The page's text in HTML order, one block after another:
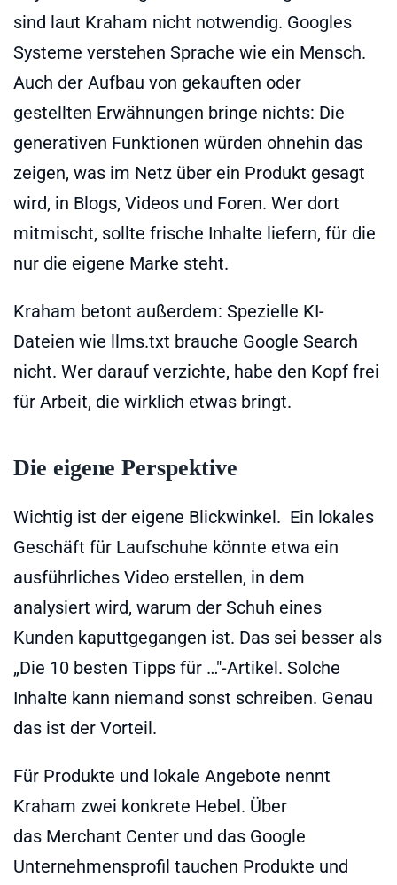
sind laut Kraham nicht notwendig. Googles
Systeme verstehen Sprache wie ein Mensch.
Auch der Aufbau von gekauften oder
gestellten Erwähnungen bringe nichts: Die
generativen Funktionen würden ohnehin das
zeigen, was im Netz über ein Produkt gesagt
wird, in Blogs, Videos und Foren. Wer dort
mitmischt, sollte frische Inhalte liefern, für die
nur die eigene Marke steht.
Kraham betont außerdem: Spezielle KI-
Dateien wie llms.txt brauche Google Search
nicht. Wer darauf verzichte, habe den Kopf frei
für Arbeit, die wirklich etwas bringt.
Die eigene Perspektive
Wichtig ist der eigene Blickwinkel. Ein lokales
Geschäft für Laufschuhe könnte etwa ein
ausführliches Video erstellen, in dem
analysiert wird, warum der Schuh eines
Kunden kaputtgegangen ist. Das sei besser als
„Die 10 besten Tipps für …"-Artikel. Solche
Inhalte kann niemand sonst schreiben. Genau
das ist der Vorteil.
Für Produkte und lokale Angebote nennt
Kraham zwei konkrete Hebel. Über
das Merchant Center und das Google
Unternehmensprofil tauchen Produkte und